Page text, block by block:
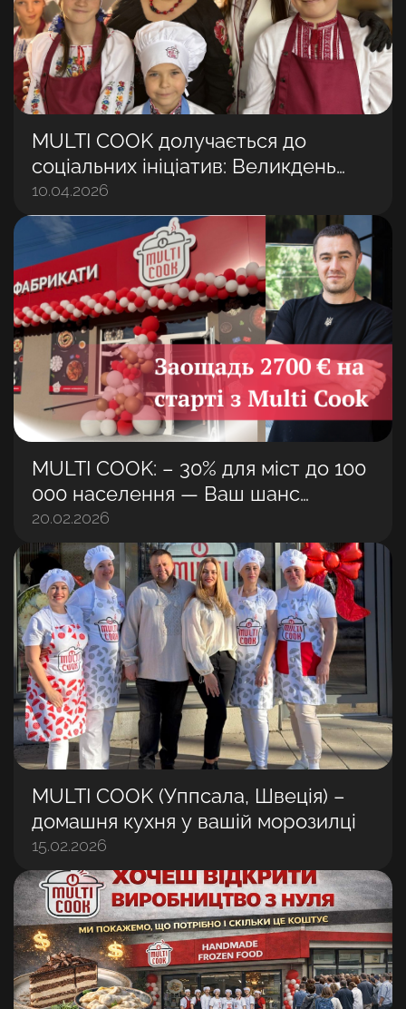
MULTI COOK долучається до
соціальних ініціатив: Великдень
разом із дітьми
10.04.2026
MULTI COOK: – 30% для міст до 100
000 населення — Ваш шанс
захопити ринок першими
20.02.2026
MULTI COOK (Уппсала, Швеція) –
домашня кухня у вашій морозилці
15.02.2026